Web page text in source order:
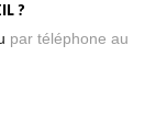
?
par téléphone au